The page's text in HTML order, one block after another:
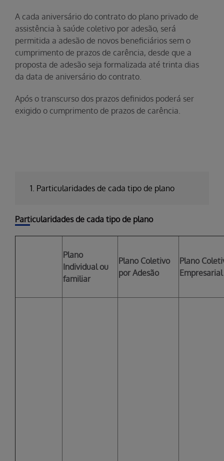
A cada aniversário do contrato do plano privado de
assistência à saúde coletivo por adesão, será
permitida a adesão de novos beneficiários sem o
cumprimento de prazos de carência, desde que a
proposta de adesão seja formalizada até trinta dias
da data de aniversário do contrato.
Após o transcurso dos prazos definidos poderá ser
exigido o cumprimento de prazos de carência.
1. Particularidades de cada tipo de plano
Particularidades de cada tipo de plano
Plano
Individual ou
familiar
Plano Coletivo
por Adesão
Plano
Empresarial